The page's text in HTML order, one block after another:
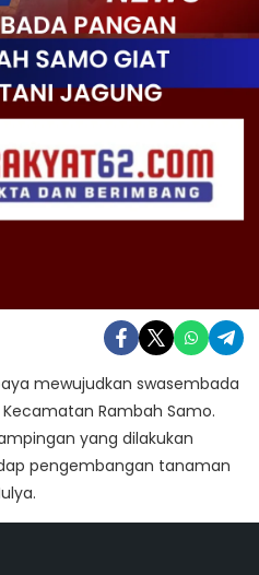
mewujudkan swasembada
Rambah Samo.
yang dilakukan
pengembangan tanaman